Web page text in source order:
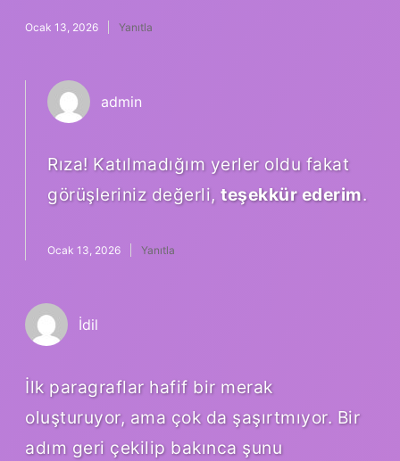
Ocak 13, 2026 Yanıtla
admin
Rıza! Katılmadığım yerler oldu fakat
görüşleriniz değerli, teşekkür ederim.
Ocak 13, 2026 Yanıtla
İdil
İlk paragraflar hafif bir merak
oluşturuyor, ama çok da şaşırtmıyor. Bir
adım geri çekilip bakınca şunu